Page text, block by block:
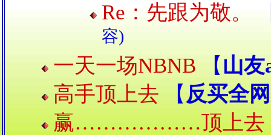
Re：先跟为敬。
容)
一天一场NBNB 【 山友
高手顶上去 【 反买全网
赢………………顶上去